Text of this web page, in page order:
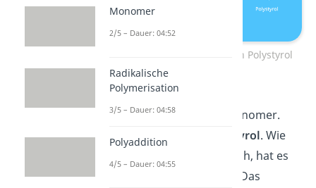
Radikalische Polymerisation Polystyrol
Hier benötigst du also ein
Starterradikal und ein Monomer.
Dein Monomer ist hier
Styrol. Wie
für viele Monomere typisch, hat es
eine C-C-Doppelbindung. Das
Monomer
2/5 – Dauer: 04:52
Radikalische
Polymerisation
3/5 – Dauer: 04:58
Polyaddition
4/5 – Dauer: 04:55